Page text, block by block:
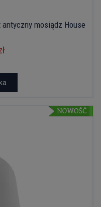
mosiądz House